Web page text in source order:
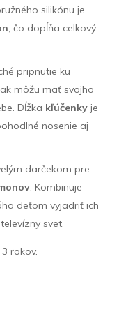
silikónu je
, čo dopĺňa celkový
pripnutie ku
môžu mať svojho
Dĺžka kľúčenky je
nosenie aj
darčekom pre
. Kombinuje
deťom vyjadriť ich
svet.
rokov.